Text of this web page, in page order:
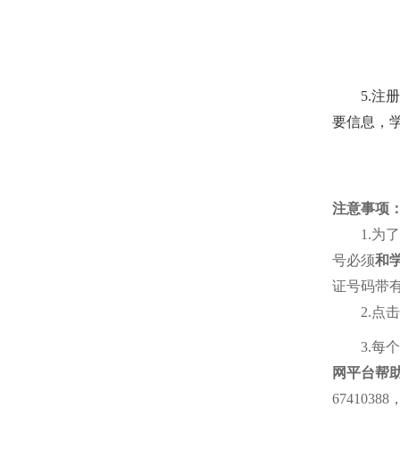
5.注
要信息，
注意事项：
1.为
号必须和
证号码带
2.点击
3.每
网平台帮
67410388